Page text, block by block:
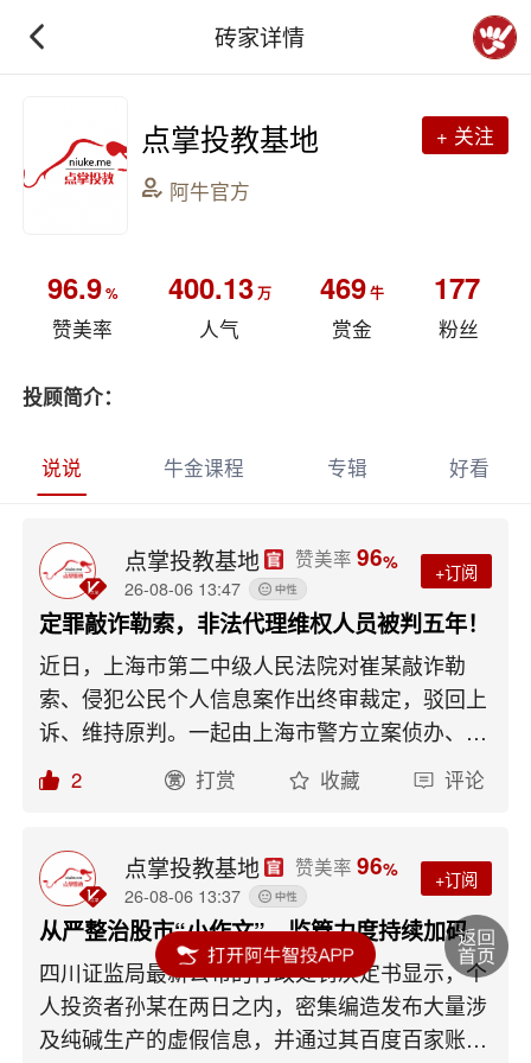
砖家详情
点掌投教基地
阿牛官方
+ 关注
96.9%
赞美率
400.13万
人气
469牛
赏金
177
粉丝
投顾简介：
说说 牛金课程 专辑 好看
点掌投教基地 赞美率 96%
26-08-06 13:47
+订阅
定罪敲诈勒索，非法代理维权人员被判五年！
近日，上海市第二中级人民法院对崔某敲诈勒
索、侵犯公民个人信息案作出终审裁定，驳回上
诉、维持原判。一起由上海市警方立案侦办、证
券投顾行业首例以敲诈勒索罪定罪的非法代理维
权案件尘埃落定。上海市普陀区人民监管院此前
公司A公司短时间内集中收到大量客户要求退费
的申请。这些申请的话术几乎完全一致，均声称
A公司存在虚假宣传和欺诈行为，并以向监管部
门投诉、举报、信访为由进行施压。值得注意的
是，这些申请退费的客户均早已结束服务期，且
此前从未对服务表达过任何不满或退款诉求。如
2 打赏 收藏 评论
点掌投教基地 赞美率 96%
26-08-06 13:37
+订阅
从严整治股市“小作文”，监管力度持续加码
四川证监局最新公布的行政处罚决定书显示，个
人投资者孙某在两日之内，密集编造发布大量涉
及纯碱生产的虚假信息，并通过其百度百家账号